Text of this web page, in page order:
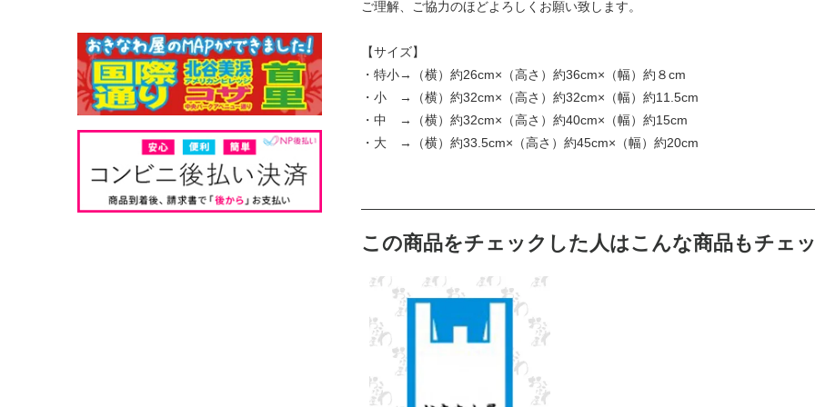
ご理解、ご協力のほどよろしくお願い致します。
【サイズ】
・特小→（横）約26cm×（高さ）約36cm×（幅）約８cm
・小 →（横）約32cm×（高さ）約32cm×（幅）約11.5cm
・中 →（横）約32cm×（高さ）約40cm×（幅）約15cm
・大 →（横）約33.5cm×（高さ）約45cm×（幅）約20cm
この商品をチェックした人はこんな商品もチェ